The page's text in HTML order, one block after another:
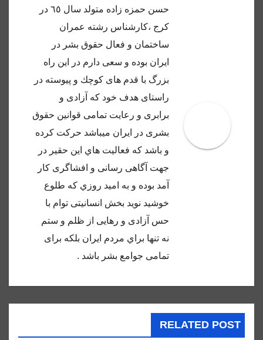
حسن حمزه زاده متولد سال ٦٥ در
كرج ،كارشناس رشته عمران
ساختمان و فعال حقوق بشر در
ايران بوده و سعى دارم در اين راه
بزرگ با قدم هاى كوچك و پيوسته در
راستاى هدف خود كه آزادى و
برابرى و رعايت تمامى قوانين حقوق
بشرى در ايران ميباشد حركت كرده
و باشد كه فعاليت هاي اين حقير در
جهت آگاهى رسانى و افشاگرى كار
آمد بوده و به اميد روزي كه طلوع
خوشيد نويد بخش انسانيتى توام با
حس آزادى و رهايى از ظلم و ستم
نه تنها براي مردم ايران بلكه براى
تمامى جوامع بشر باشد .
RELATED POST